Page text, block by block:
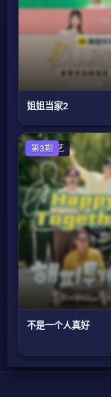
姐姐当家2
日韩综艺
第3期
不是一个人真好